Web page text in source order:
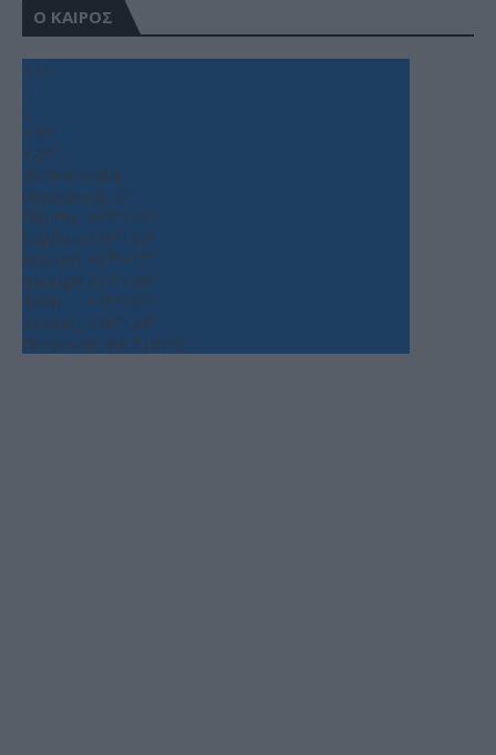
Ο ΚΑΙΡΟΣ
+33
°
C
+35°
+25°
Θεσσαλονίκη
Παρασκευή, 07
Πέμπτη
+35°+25°
Σάββατο+39°+27°
Κυριακή +37°+27°
Δευτέρα +34°+26°
Τρίτη
+35°+25°
Τετάρτη +36°+24°
Πρόγνωση για 7 μέρες